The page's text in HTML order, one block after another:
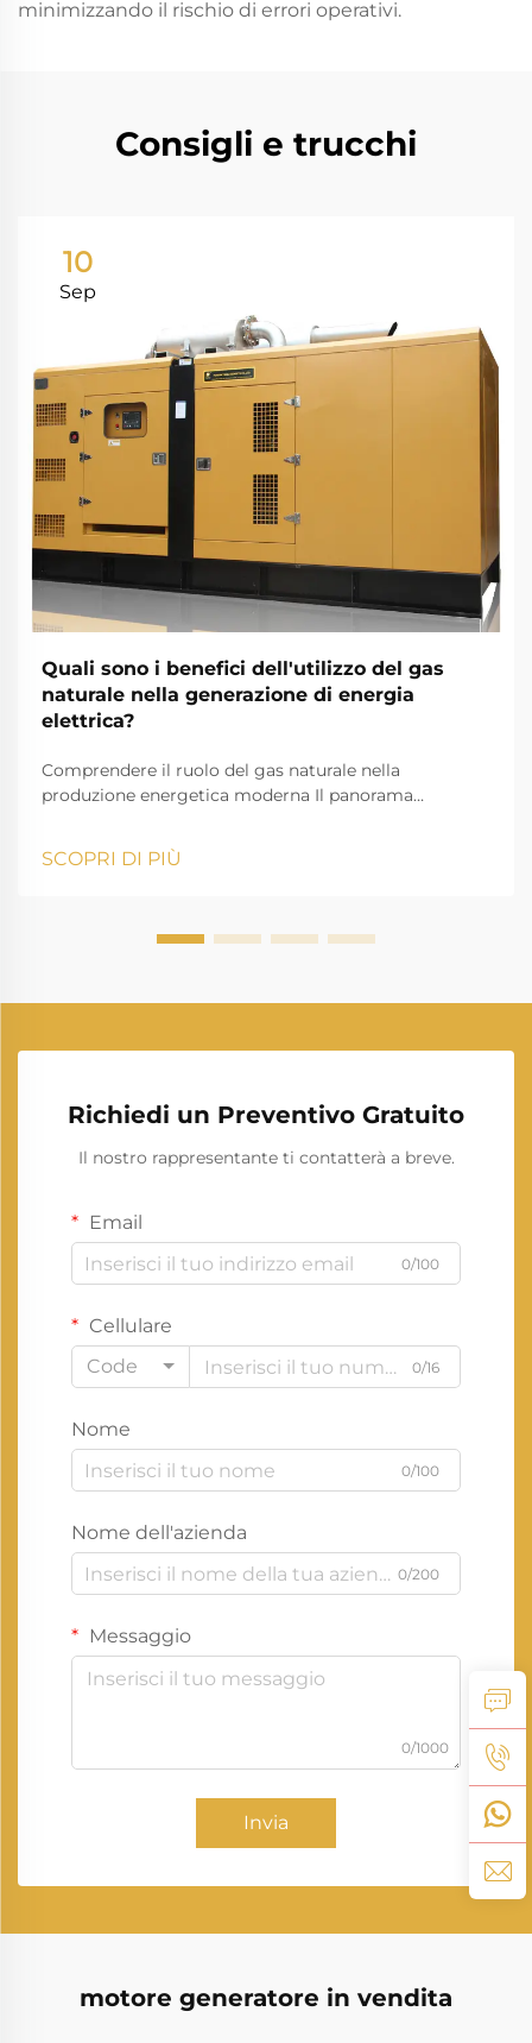
minimizzando il rischio di errori operativi.
Consigli e trucchi
10
Sep
Quali sono i benefici dell'utilizzo del gas
naturale nella generazione di energia
elettrica?
Comprendere il ruolo del gas naturale nella
produzione energetica moderna Il panorama
produzione di energia da gas naturale si è affermata
come un pilastro fondamentale della moderna
SCOPRI DI PIÙ
Richiedi un Preventivo Gratuito
Il nostro rappresentante ti contatterà a breve.
Email
0/100
Cellulare
Code
0/16
Nome
0/100
Nome dell'azienda
0/200
Messaggio
0/1000
Invia
motore generatore in vendita